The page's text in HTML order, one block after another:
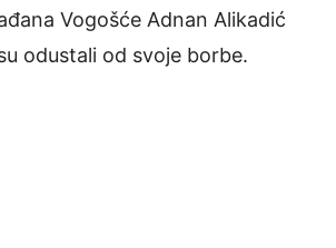
Vogošće Adnan Alikadić
odustali od svoje borbe.